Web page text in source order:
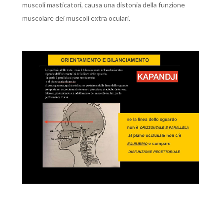
muscoli masticatori, causa una distonia della funzione
muscolare dei muscoli extra oculari.